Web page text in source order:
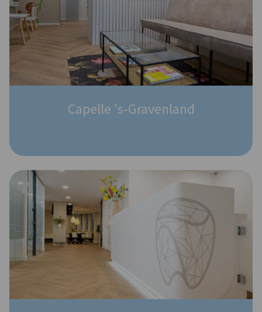
Capelle 's-Gravenland